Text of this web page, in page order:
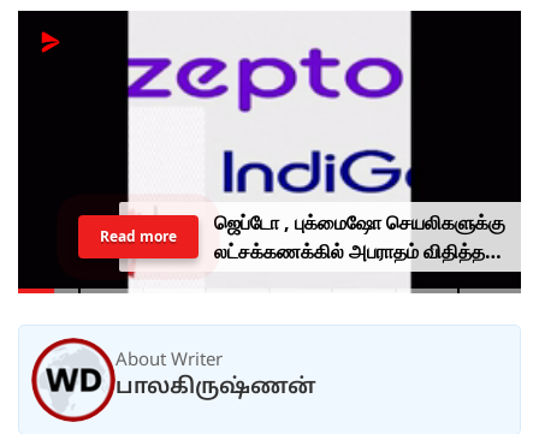
ஜெப்டோ , புக்மைஷோ செயலிகளுக்கு
லட்சக்கணக்கில் அபராதம் விதித்த
மத்திய அரசு.. என்ன காரணம்?
Read more
About Writer
பாலகிருஷ்ணன்